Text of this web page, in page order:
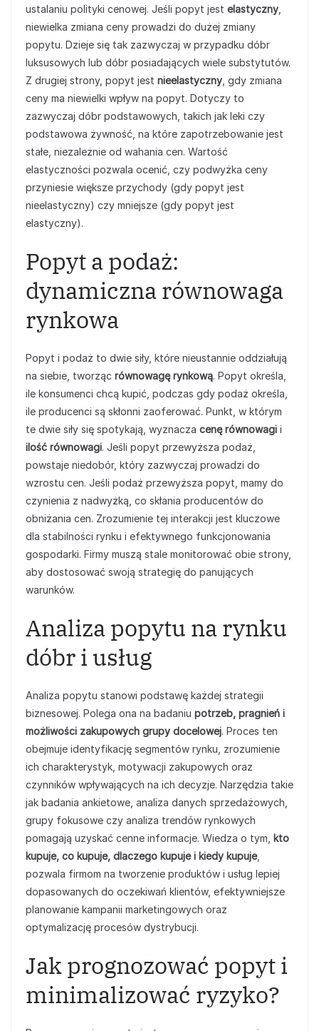
ustalaniu polityki cenowej. Jeśli popyt jest elastyczny
niewielka zmiana ceny prowadzi do dużej zmiany
popytu. Dzieje się tak zazwyczaj w przypadku dóbr
luksusowych lub dóbr posiadających wiele substytutów.
Z drugiej strony, popyt jest nieelastyczny , gdy zmiana
ceny ma niewielki wpływ na popyt. Dotyczy to
zazwyczaj dóbr podstawowych, takich jak leki czy
podstawowa żywność, na które zapotrzebowanie jest
stałe, niezależnie od wahania cen. Wartość
elastyczności pozwala ocenić, czy podwyżka ceny
przyniesie większe przychody (gdy popyt jest
nieelastyczny) czy mniejsze (gdy popyt jest
elastyczny).
Popyt a podaż:
dynamiczna równowaga
rynkowa
Popyt i podaż to dwie siły, które nieustannie oddziałują
na siebie, tworząc równowagę rynkową. Popyt określa,
ile konsumenci chcą kupić, podczas gdy podaż określa,
ile producenci są skłonni zaoferować. Punkt, w którym
te dwie siły się spotykają, wyznacza cenę równowagi i
ilość równowagi. Jeśli popyt przewyższa podaż,
powstaje niedobór, który zazwyczaj prowadzi do
wzrostu cen. Jeśli podaż przewyższa popyt, mamy do
czynienia z nadwyżką, co skłania producentów do
obniżania cen. Zrozumienie tej interakcji jest kluczowe
dla stabilności rynku i efektywnego funkcjonowania
gospodarki. Firmy muszą stale monitorować obie strony,
aby dostosować swoją strategię do panujących
warunków.
Analiza popytu na rynku
dóbr i usług
Analiza popytu stanowi podstawę każdej strategii
biznesowej. Polega ona na badaniu potrzeb, pragnień i
możliwości zakupowych grupy docelowej. Proces ten
obejmuje identyfikację segmentów rynku, zrozumienie
ich charakterystyk, motywacji zakupowych oraz
czynników wpływających na ich decyzje. Narzędzia takie
jak badania ankietowe, analiza danych sprzedażowych,
grupy fokusowe czy analiza trendów rynkowych
pomagają uzyskać cenne informacje. Wiedza o tym, kto
kupuje, co kupuje, dlaczego kupuje i kiedy kupuje,
pozwala firmom na tworzenie produktów i usług lepiej
dopasowanych do oczekiwań klientów, efektywniejsze
planowanie kampanii marketingowych oraz
optymalizację procesów dystrybucji.
Jak prognozować popyt i
minimalizować ryzyko?